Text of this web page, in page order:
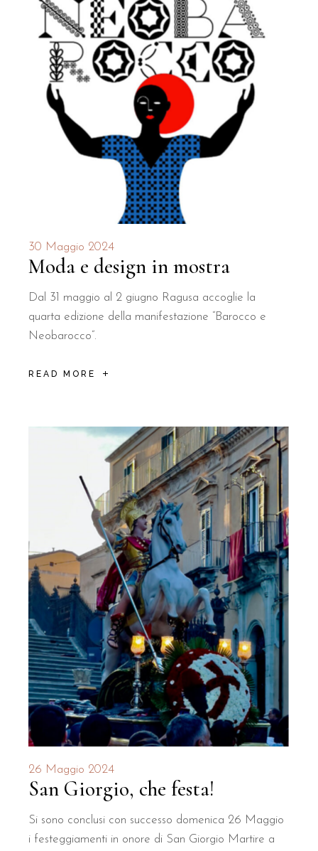
30 Maggio 2024
Moda e design in mostra
Dal 31 maggio al 2 giugno Ragusa accoglie la
quarta edizione della manifestazione “Barocco e
Neobarocco”.
READ MORE
26 Maggio 2024
San Giorgio, che festa!
Si sono conclusi con successo domenica 26 Maggio
i festeggiamenti in onore di San Giorgio Martire a